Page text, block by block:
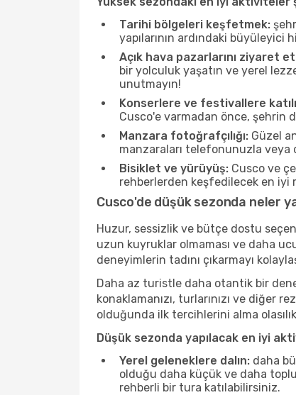
Tarihi bölgeleri keşfetmek:
yapılarının ardındaki
Açık hava pazarlarını ziyaret
bir yolculuk yaşatın ve yerel
unutmayın!
Konserlere ve festivallere
Cusco'e varmadan önce, şehrin
Manzara fotoğrafçılığı: Güzel
manzaraları telefonunuzla veya
Bisiklet ve yürüyüş: Cusco ve
rehberlerden keşfedilecek en iyi
Cusco'de düşük sezonda neler
Huzur, sessizlik ve bütçe dostu
uzun kuyruklar olmaması ve daha
deneyimlerin tadını çıkarmayı
Daha az turistle daha otantik bir
konaklamanızı, turlarınızı ve diğer
olduğunda ilk tercihlerini alma
Düşük sezonda yapılacak en iyi
Yerel geleneklere dalın: daha
olduğu daha küçük ve daha
rehberli bir tura katılabilirsiniz.